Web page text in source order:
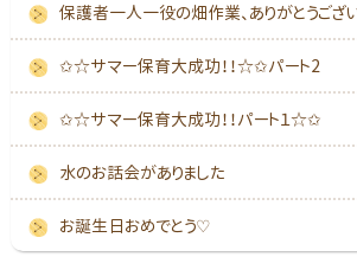
保護者一人一役の畑作業、ありがとうござ
✩☆サマー保育大成功！！☆✩パート2
✩☆サマー保育大成功！！パート１☆✩
水のお話会がありました
お誕生日おめでとう♡